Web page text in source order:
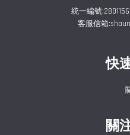
統一編號
客服信箱
快
關